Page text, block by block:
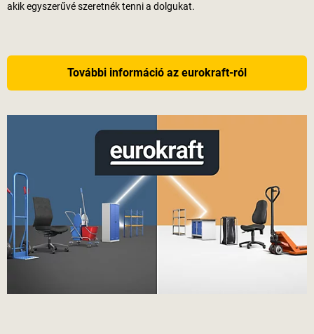
akik egyszerűvé szeretnék tenni a dolgukat.
További információ az eurokraft-ról